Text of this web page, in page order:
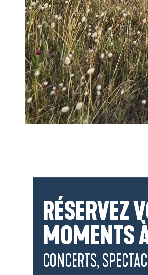
UN
ENTRE OCÉAN, SEL
RÉSERVEZ
MOMENTS
CONCERTS,